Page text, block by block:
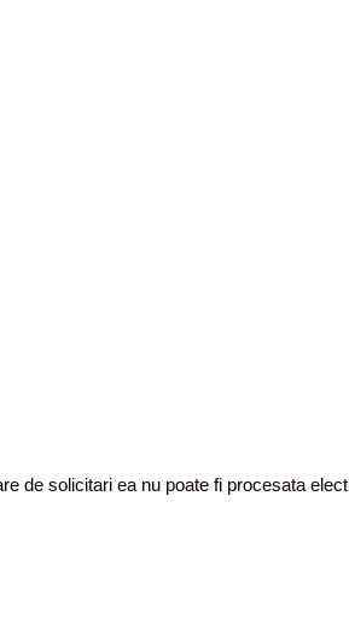
solicitari ea nu poate fi procesata